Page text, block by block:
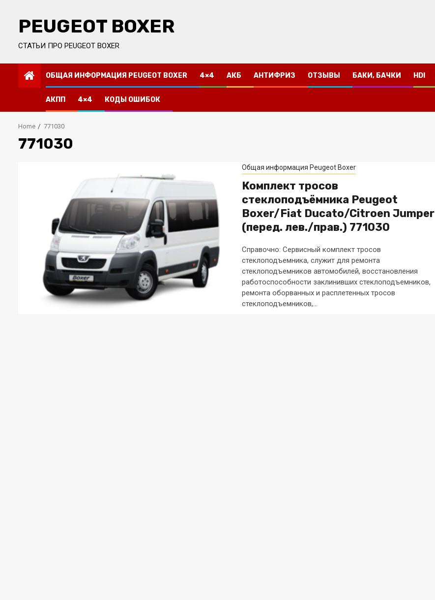
contentPEUGEOT BOXER
СТАТЬИ ПРО PEUGEOT BOXER
ОБЩАЯ ИНФОРМАЦИЯ PEUGEOT BOXER 4×4 АКБ АНТИФРИЗ ОТЗЫВЫ БАКИ, БАЧКИ HDI
АКПП 4×4 КОДЫ ОШИБОК
Home 771030
771030
Общая информация Peugeot Boxer
Комплект тросов
стеклоподъёмника Peugeot
Boxer/Fiat Ducato/Citroen Jumper
(перед. лев./прав.) 771030
Справочно: Сервисный комплект тросов
стеклоподъемника, служит для ремонта
стеклоподъемников автомобилей, восстановления
работоспособности заклинивших стеклоподъемников,
ремонта оборванных и расплетенных тросов
стеклоподъемников,...